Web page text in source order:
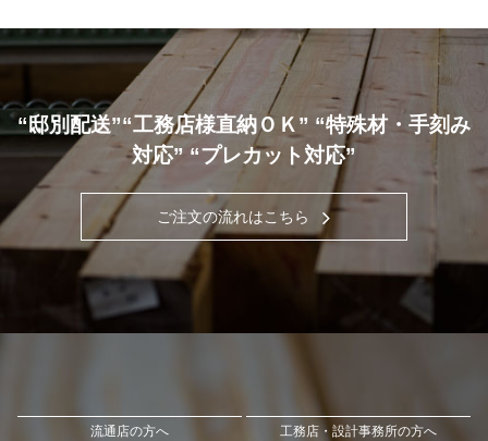
“邸別配送”“工務店様直納ＯＫ” “特殊材・手刻み
対応” “プレカット対応”
ご注文の流れはこちら
流通店の方へ 工務店・設計事務所の方へ